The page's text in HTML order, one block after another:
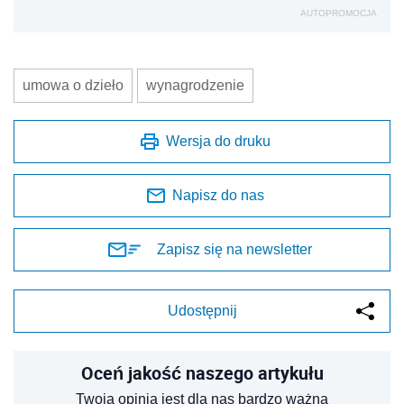
AUTOPROMOCJA
umowa o dzieło wynagrodzenie
Wersja do druku
Napisz do nas
Zapisz się na newsletter
Udostępnij
Oceń jakość naszego artykułu
Twoja opinia jest dla nas bardzo ważna